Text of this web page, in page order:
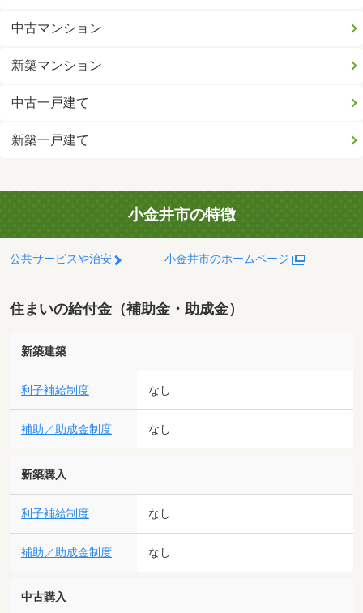
中古マンション
新築マンション
中古一戸建て
新築一戸建て
小金井市の特徴
公共サービスや治安 小金井市のホームページ
住まいの給付金（補助金・助成金）
新築建築
利子補給制度 なし
補助／助成金制度 なし
新築購入
利子補給制度 なし
補助／助成金制度 なし
中古購入